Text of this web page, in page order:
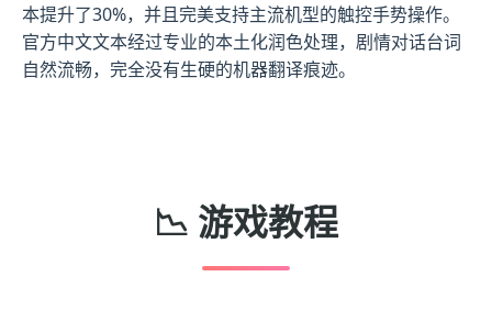
本提升了30%，并且完美支持主流机型的触控手势操作。
官方中文文本经过专业的本土化润色处理，剧情对话台词
自然流畅，完全没有生硬的机器翻译痕迹。
📉 游戏教程